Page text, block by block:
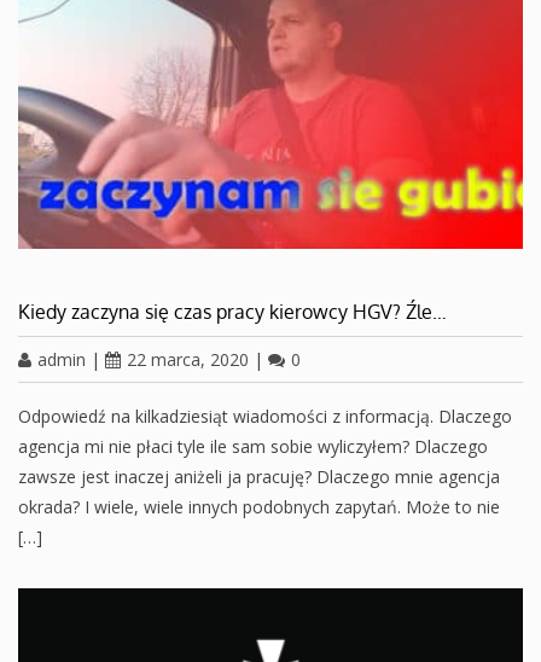
Kiedy zaczyna się czas pracy kierowcy HGV? Źle…
admin | 22 marca, 2020 | 0
Odpowiedź na kilkadziesiąt wiadomości z informacją. Dlaczego
agencja mi nie płaci tyle ile sam sobie wyliczyłem? Dlaczego
zawsze jest inaczej aniżeli ja pracuję? Dlaczego mnie agencja
okrada? I wiele, wiele innych podobnych zapytań. Może to nie
[…]